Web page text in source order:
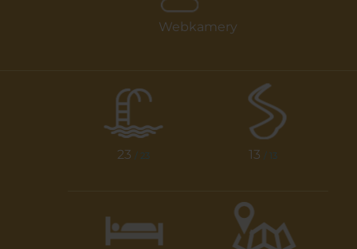
Webkamery
23 / 23 13 / 13